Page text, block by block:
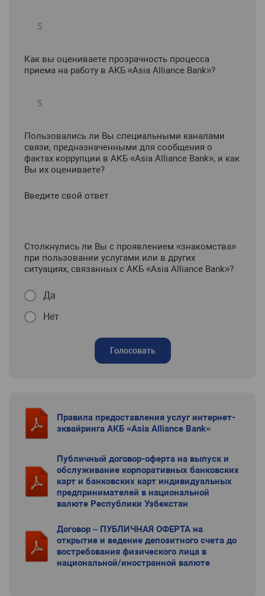
Как вы оцениваете прозрачность процесса
приема на работу в АКБ «Asia Alliance Bank»?
Пользовались ли Вы специальными каналами
связи, предназначенными для сообщения о
фактах коррупции в АКБ «Asia Alliance Bank», и как
Вы их оцениваете?
Введите свой ответ
Столкнулись ли Вы с проявлением «знакомства»
при пользовании услугами или в других
ситуациях, связанных с АКБ «Asia Alliance Bank»?
Да
Нет
Голосовать
Правила предоставления услуг интернет-
эквайринга АКБ «Asia Alliance Bank»
Публичный договор-оферта на выпуск и
обслуживание корпоративных банковских
карт и банковских карт индивидуальных
предпринимателей в национальной
валюте Республики Узбекстан
Договор – ПУБЛИЧНАЯ ОФЕРТА на
открытие и ведение депозитного счета до
востребования физического лица в
национальной/иностранной валюте